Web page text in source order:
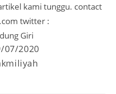
kami tunggu. contact
twitter :
Giri
07/2020